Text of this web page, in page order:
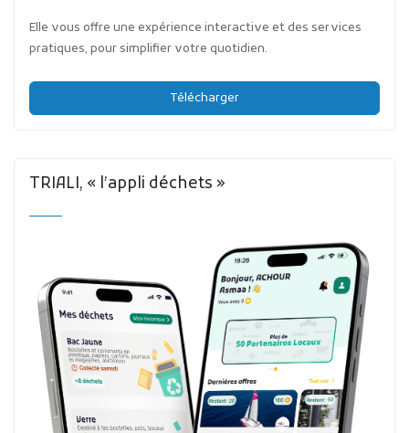
Elle vous offre une expérience interactive et des services
pratiques, pour simplifier votre quotidien.
Télécharger
TRIALI, « l’appli déchets »